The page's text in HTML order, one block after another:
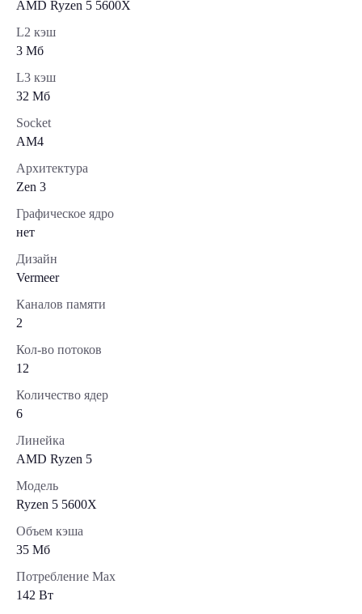
AMD Ryzen 5 5600X
L2 кэш
3 Мб
L3 кэш
32 Мб
Socket
AM4
Архитектура
Zen 3
Графическое ядро
нет
Дизайн
Vermeer
Каналов памяти
2
Кол-во потоков
12
Количество ядер
6
Линейка
AMD Ryzen 5
Модель
Ryzen 5 5600X
Объем кэша
35 Мб
Потребление Max
142 Вт